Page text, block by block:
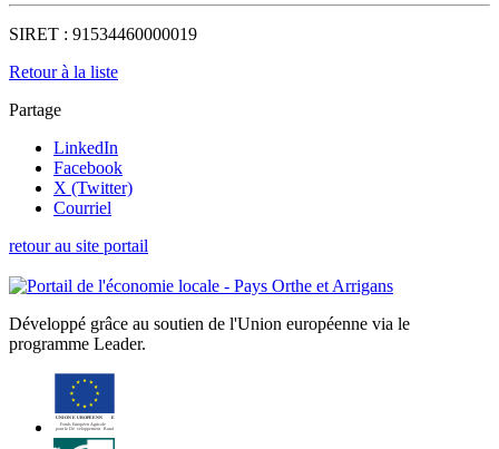
SIRET : 91534460000019
Retour à la liste
Partage
LinkedIn
Facebook
X (Twitter)
Courriel
retour au site portail
Développé grâce au soutien de l'Union européenne via le
programme Leader.